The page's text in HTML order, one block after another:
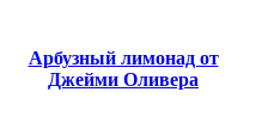
Арбузный лимонад от
Джейми Оливера